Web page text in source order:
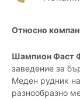
Относно
Шампион Фаст
заведение за
Меден рудник
разнообразно